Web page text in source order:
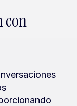
con